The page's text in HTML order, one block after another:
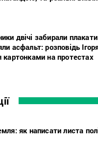
двічі забирали
асфальт: розповідь
картонками на протестах
як написати листа